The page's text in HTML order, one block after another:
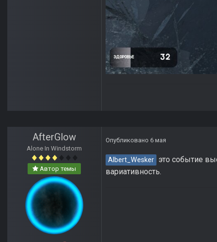
AfterGlow
Alone In Windstorm
Автор темы
Опубликовано 6 мая
Albert_Wesker это событие
вариативность.